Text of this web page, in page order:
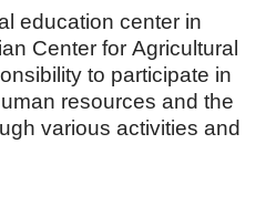
education center in
Center for Agricultural
to participate in
resources and the
various activities and